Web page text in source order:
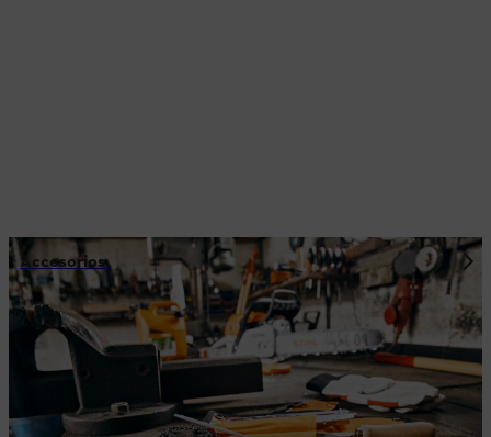
Accesorios